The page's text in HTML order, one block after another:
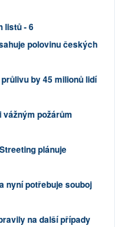
listů - 6
polovinu českých
by 45 milionů lidí
požárům
plánuje
nyní potřebuje souboj
na další případy